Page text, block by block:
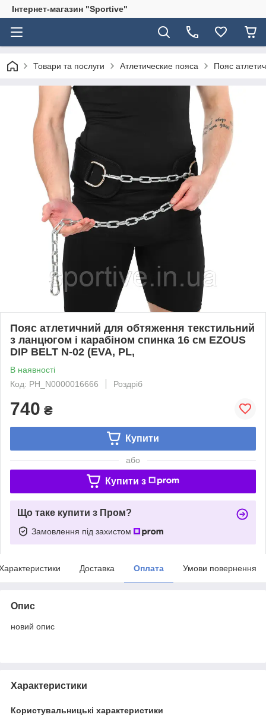
Інтернет-магазин "Sportive"
Товари та послуги Атлетические пояса Пояс
Пояс атлетичний для обтяження текстильний
з ланцюгом і карабіном спинка 16 см EZOUS
DIP BELT N-02 (EVA, PL,
В наявності
Код: PH_N0000016666
Роздріб
740 ₴
Купити
або
Купити з
Що таке купити з Пром?
Замовлення під захистом
Доставка Оплата Умови повернення
Опис
новий опис
Характеристики
Користувальницькі характеристики